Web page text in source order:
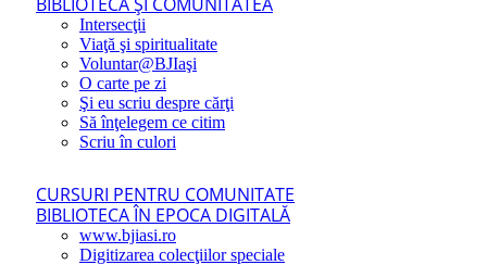
Intersecţii
Viaţă şi spiritualitate
Voluntar@BJIaşi
O carte pe zi
Şi eu scriu despre cărţi
Să înţelegem ce citim
Scriu în culori
CURSURI PENTRU COMUNITATE
BIBLIOTECA ÎN EPOCA DIGITALĂ
www.bjiasi.ro
Digitizarea colecţiilor speciale